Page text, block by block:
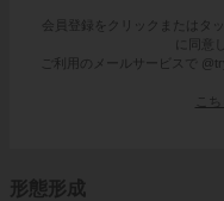
会員登録をクリックまたはタ
に同意
ご利用のメールサービスで
こち
形態形成